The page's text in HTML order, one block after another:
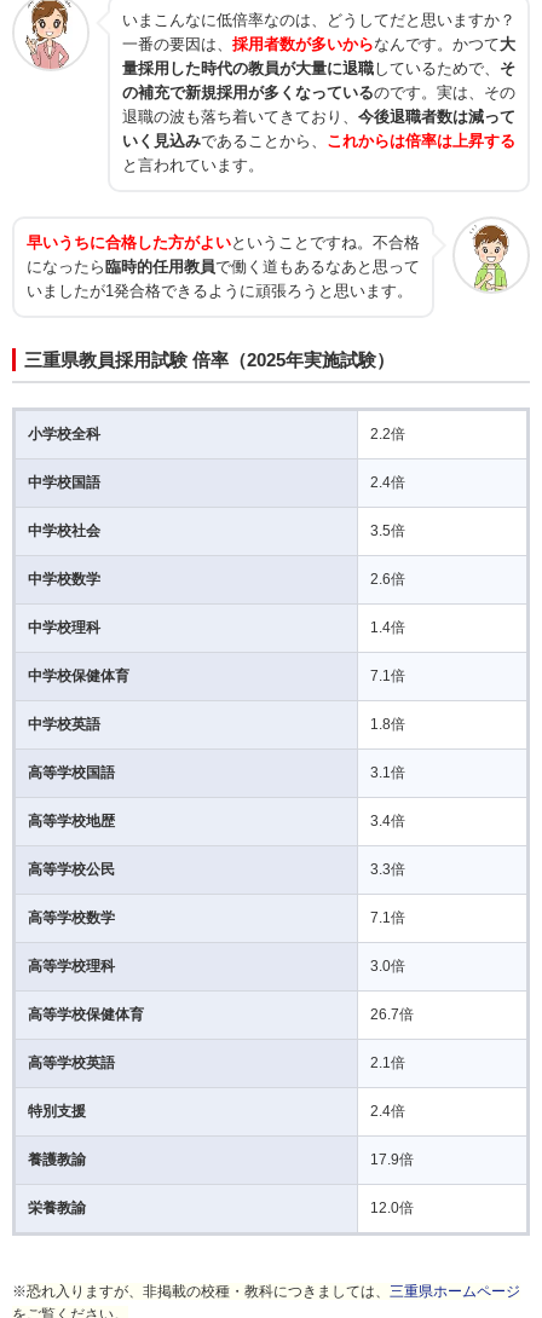
いまこんなに低倍率なのは、どうしてだと思いますか？
一番の要因は、 採用者数が多いからなんです。かつて大
量採用した時代の教員が大量に退職しているためで、 そ
の補充で新規採用が多くなっているのです。実は、その
退職の波も落ち着いてきており、 今後退職者数は減って
いく見込みであることから、 これからは倍率は上昇する
と言われています。
早いうちに合格した方がよいということですね。不合格
になったら 臨時的任用教員で働く道もあるなあと思って
いましたが1発合格できるように頑張ろうと思います。
三重県教員採用試験 倍率（2025年実施試験）
小学校全科 2.2倍
中学校国語 2.4倍
中学校社会 3.5倍
中学校数学 2.6倍
中学校理科 1.4倍
中学校保健体育 7.1倍
中学校英語 1.8倍
高等学校国語 3.1倍
高等学校地歴 3.4倍
高等学校公民 3.3倍
高等学校数学 7.1倍
高等学校理科 3.0倍
高等学校保健体育 26.7倍
高等学校英語 2.1倍
特別支援 2.4倍
養護教諭 17.9倍
栄養教諭 12.0倍
※恐れ入りますが、非掲載の校種・教科につきましては、 三重県ホームページ
をご覧ください。